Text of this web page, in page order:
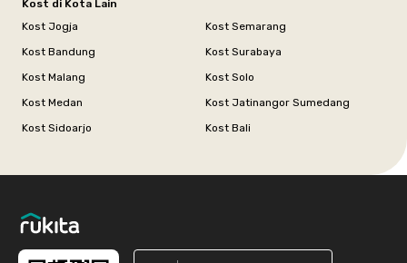
Kost di Kota Lain
Kost Jogja
Kost Semarang
Kost Bandung
Kost Surabaya
Kost Malang
Kost Solo
Kost Medan
Kost Jatinangor Sumedang
Kost Sidoarjo
Kost Bali